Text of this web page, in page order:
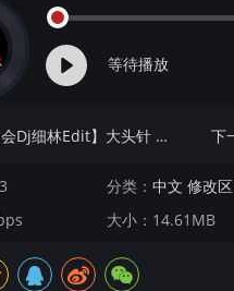
等待播放
上一首：【四会Dj细林Edit】大头针 - 一言难尽(Dj炮仔&Dj花九 ProgHouse Mix国语男)
分类：中文 修改区
大小：14.61MB